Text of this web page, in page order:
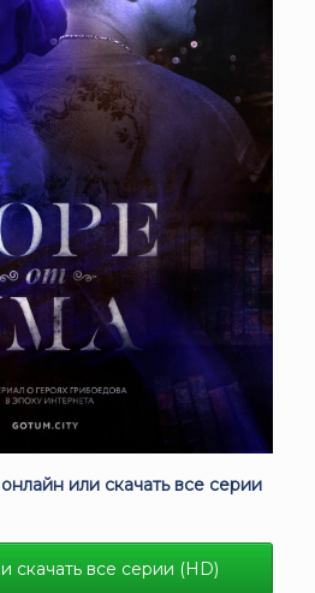
или скачать все серии
скачать все серии (HD)